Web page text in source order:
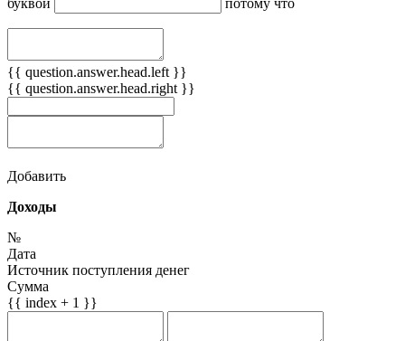
буквой потому что
{{ question.answer.head.left }}
{{ question.answer.head.right }}
Добавить
Доходы
№
Дата
Источник поступления денег
Сумма
{{ index + 1 }}